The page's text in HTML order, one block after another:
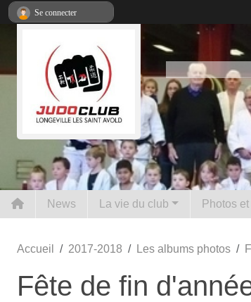
News La vie du club Photos
Accueil 2017-2018 Les albums photos
Fête de fin
Se connecter
Panneau de gestion des cookies